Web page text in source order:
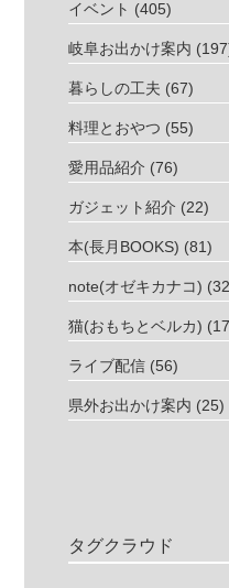
イベント (405)
岐阜お出かけ案内
暮らしの工夫 (67)
料理とおやつ (55)
愛用品紹介 (76)
ガジェット紹介 (22)
本(長月BOOKS) (81)
note(オゼキカナコ)
猫(おもちとベルカ)
ライブ配信 (56)
県外お出かけ案内 (25)
タグクラウド